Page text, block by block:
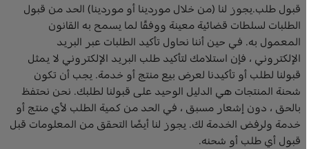
قبول طلب.يجوز لنا (من خلال موردينا أو موردينا) الحد من قبول
الطلبات لسلطات قضائية معينة ووفقًا لما يسمح به القانون
المعمول به. في حين أننا نحاول تأكيد الطلبات عبر البريد
الإلكتروني ، فإن استلامك لتأكيد طلب البريد الإلكتروني لا يمثل
قبولنا لطلب أو تأكيدنا لعرض بيع منتج أو خدمة. يجب أن تكون
شحنة المنتجات هي الدليل الوحيد على قبولنا لطلبك. نحن نحتفظ
بالحق ، دون إشعار مسبق ، في الحد من كمية الطلب لأي منتج أو
خدمة ولرفض الخدمة لك. يجوز لنا أيضًا التحقق من المعلومات قبل
قبول أي طلب أو شحنه.